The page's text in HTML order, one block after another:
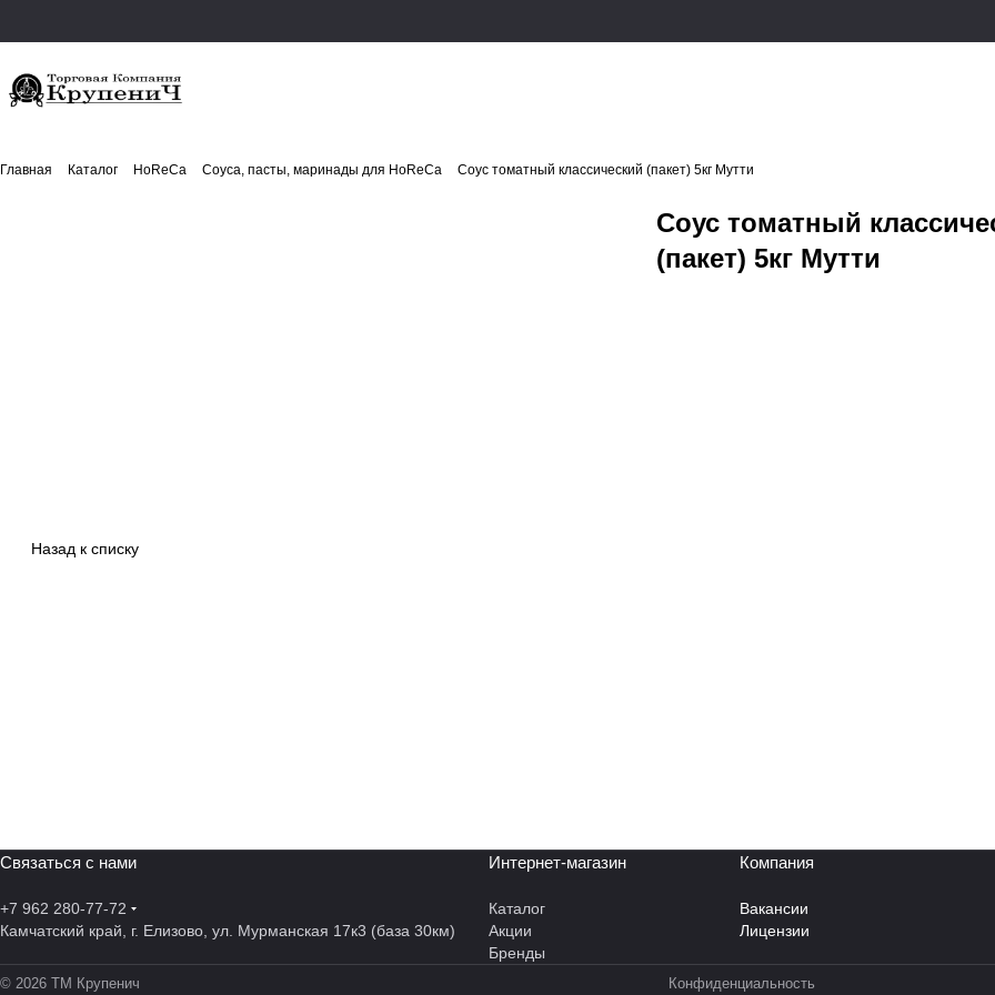
Главная Каталог HoReCa Соуса, пасты, маринады для HoReCa Соус томатный классический (пакет) 5кг Мутти
Соус томатный
(пакет) 5кг Мутти
Назад к списку
Связаться с нами
+7 962 280-77-72
Камчатский край, г. Елизово, ул. Мурманская 17к3 (база 30км)
Интернет-магазин
Каталог
Акции
Бренды
Компания
Вакансии
Лицензии
© 2026 ТМ Крупенич Конфиденциальность